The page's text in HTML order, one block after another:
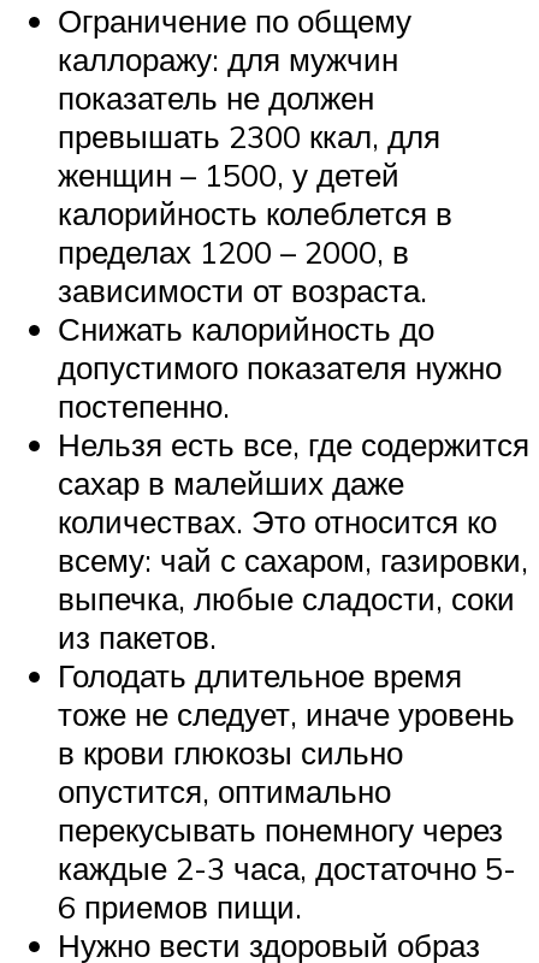
Ограничение по общему
каллоражу: для мужчин
показатель не должен
превышать 2300 ккал, для
женщин – 1500, у детей
калорийность колеблется в
пределах 1200 – 2000, в
зависимости от возраста.
Снижать калорийность до
допустимого показателя нужно
постепенно.
Нельзя есть все, где содержится
сахар в малейших даже
количествах. Это относится ко
всему: чай с сахаром, газировки,
выпечка, любые сладости, соки
из пакетов.
Голодать длительное время
тоже не следует, иначе уровень
в крови глюкозы сильно
опустится, оптимально
перекусывать понемногу через
каждые 2-3 часа, достаточно 5-
6 приемов пищи.
Нужно вести здоровый образ